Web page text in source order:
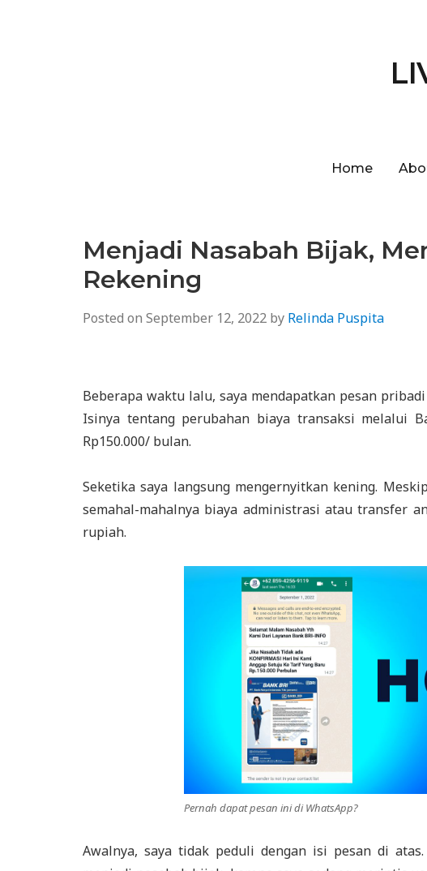
Home
Menjadi Nasabah Bijak,
Rekening
Posted on September 12, 2022 by Relinda Puspita
Beberapa waktu lalu, saya mendapatkan pesan
Isinya tentang perubahan biaya transaksi melalui
Rp150.000/ bulan.
Seketika saya langsung mengernyitkan kening.
semahal-mahalnya biaya administrasi atau transfer
rupiah.
Pernah dapat pesan ini di WhatsApp?
Awalnya, saya tidak peduli dengan isi pesan di